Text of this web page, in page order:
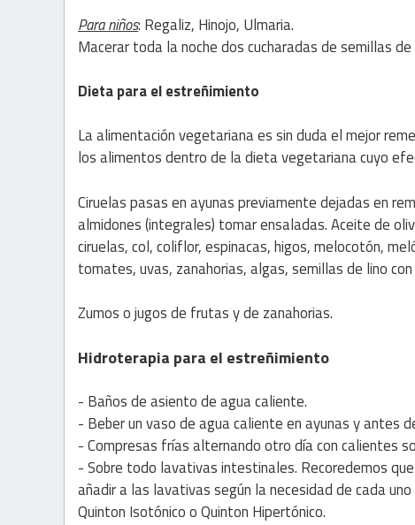
Para niños: Regaliz, Hinojo, Ulmaria.
Macerar toda la noche dos cucharadas de semillas
Dieta para el estreñimiento
La alimentación vegetariana es sin duda el mejor
los alimentos dentro de la dieta vegetariana cuyo
Ciruelas pasas en ayunas previamente dejadas en
almidones (integrales) tomar ensaladas. Aceite de
ciruelas, col, coliflor, espinacas, higos, melocotón,
tomates, uvas, zanahorias, algas, semillas de lino con
Zumos o jugos de frutas y de zanahorias.
Hidroterapia para el estreñimiento
- Baños de asiento de agua caliente.
- Beber un vaso de agua caliente en ayunas y antes
- Compresas frías alternando otro día con calientes
- Sobre todo lavativas intestinales. Recoredemos
añadir a las lavativas según la necesidad de cada
Quinton Isotónico o Quinton Hipertónico.